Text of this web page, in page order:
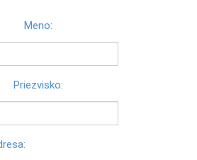
Meno:
Priezvisko: